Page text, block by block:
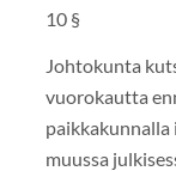
10 §
Johtokunta
vuorokautta
paikkakunnalla
muussa